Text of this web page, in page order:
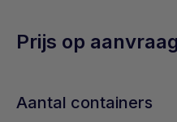
Prijs op aanvraag
Aantal containers